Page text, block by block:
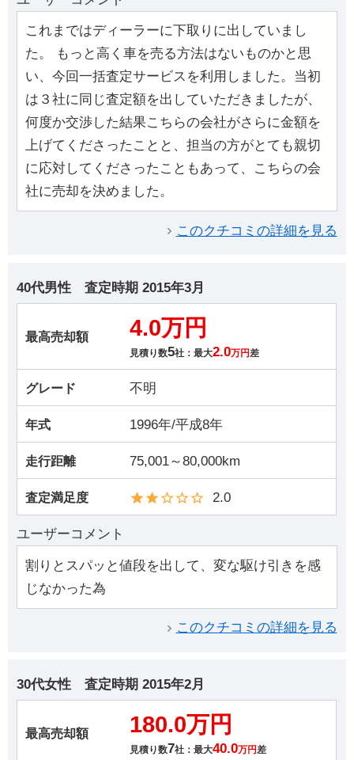
これまではディーラーに下取りに出していまし
た。 もっと高く車を売る方法はないものかと思
い、今回一括査定サービスを利用しました。当初
は３社に同じ査定額を出していただきましたが、
何度か交渉した結果こちらの会社がさらに金額を
上げてくださったことと、担当の方がとても親切
に応対してくださったこともあって、こちらの会
社に売却を決めました。
このクチコミの詳細を見る
40代男性 査定時期 2015年3月
最高売却額 4.0万円
見積り数5社：最大2.0万円差
グレード 不明
年式 1996年/平成8年
走行距離 75,001～80,000km
査定満足度 2.0
ユーザーコメント
割りとスパッと値段を出して、変な駆け引きを感
じなかった為
このクチコミの詳細を見る
30代女性 査定時期 2015年2月
最高売却額 180.0万円
見積り数7社：最大40.0万円差